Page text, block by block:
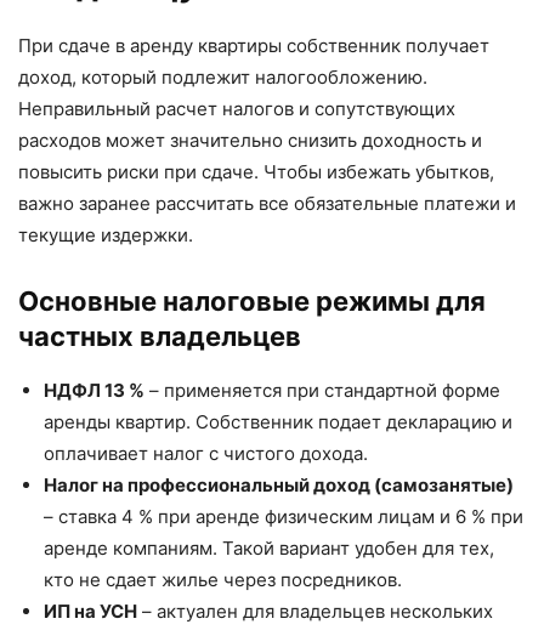
При сдаче в аренду квартиры собственник получает
доход, который подлежит налогообложению.
Неправильный расчет налогов и сопутствующих
расходов может значительно снизить доходность и
повысить риски при сдаче. Чтобы избежать убытков,
важно заранее рассчитать все обязательные платежи и
текущие издержки.
Основные налоговые режимы для
частных владельцев
НДФЛ 13 % – применяется при стандартной форме
аренды квартир. Собственник подает декларацию и
оплачивает налог с чистого дохода.
Налог на профессиональный доход (самозанятые)
– ставка 4 % при аренде физическим лицам и 6 % при
аренде компаниям. Такой вариант удобен для тех,
кто не сдает жилье через посредников.
ИП на УСН – актуален для владельцев нескольких